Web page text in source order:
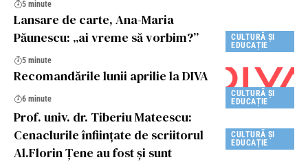
5 minute
CULTURĂ ȘI
EDUCAȚIE
Lansare de carte, Ana-Maria
Păunescu: „ai vreme să vorbim?”
5 minute
CULTURĂ ȘI
EDUCAȚIE
Recomandările lunii aprilie la DIVA
6 minute
CULTURĂ ȘI
EDUCAȚIE
Prof. univ. dr. Tiberiu Mateescu:
Cenaclurile înființate de scriitorul
Al.Florin Țene au fost și sunt